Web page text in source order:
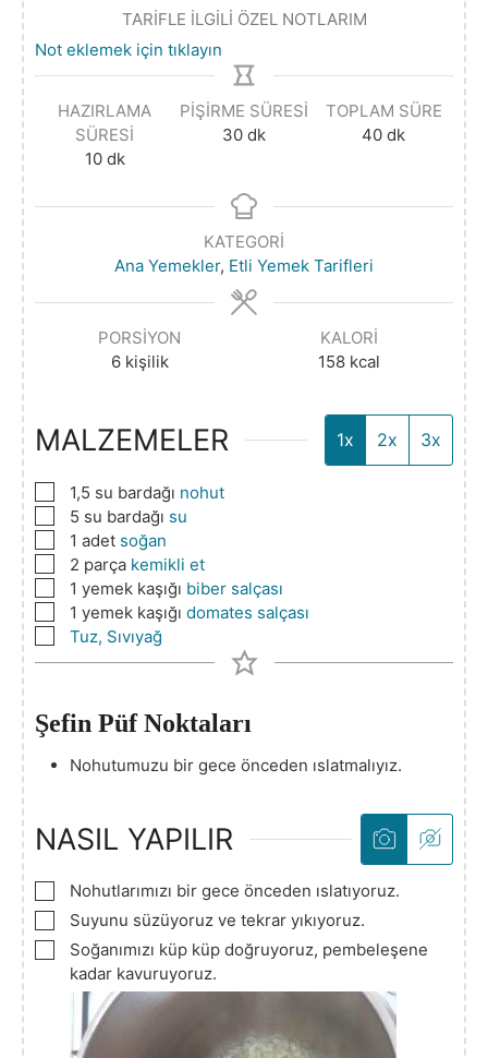
TARİFLE İLGİLİ ÖZEL NOTLARIM
Not eklemek için tıklayın
HAZIRLAMA
SÜRESI
10 dk
PIŞIRME SÜRESI
30 dk
TOPLAM SÜRE
40 dk
KATEGORI
Ana Yemekler, Etli Yemek Tarifleri
PORSIYON
6 kişilik
KALORI
158 kcal
MALZEMELER 1x 2x 3x
▢1,5 su bardağı nohut
▢
5 su bardağı su
▢1 adet soğan
▢
2 parça kemikli et
▢1 yemek kaşığı biber salçası
▢1 yemek kaşığı domates salçası
▢
Tuz, Sıvıyağ
Şefin Püf Noktaları
Nohutumuzu bir gece önceden ıslatmalıyız.
NASIL YAPILIR
▢
Nohutlarımızı bir gece önceden ıslatıyoruz.
▢
Suyunu süzüyoruz ve tekrar yıkıyoruz.
▢
Soğanımızı küp küp doğruyoruz, pembeleşene
kadar kavuruyoruz.